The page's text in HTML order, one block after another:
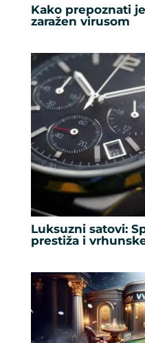
Kako prepoznati
zaražen virusom
Luksuzni satovi:
prestiža i